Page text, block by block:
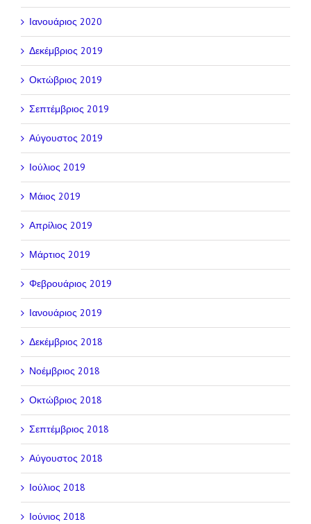
Ιανουάριος 2020
Δεκέμβριος 2019
Οκτώβριος 2019
Σεπτέμβριος 2019
Αύγουστος 2019
Ιούλιος 2019
Μάιος 2019
Απρίλιος 2019
Μάρτιος 2019
Φεβρουάριος 2019
Ιανουάριος 2019
Δεκέμβριος 2018
Νοέμβριος 2018
Οκτώβριος 2018
Σεπτέμβριος 2018
Αύγουστος 2018
Ιούλιος 2018
Ιούνιος 2018